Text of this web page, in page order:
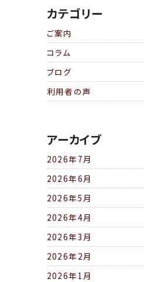
カテゴリー
ご案内
コラム
ブログ
利用者の声
アーカイブ
2026年7月
2026年6月
2026年5月
2026年4月
2026年3月
2026年2月
2026年1月